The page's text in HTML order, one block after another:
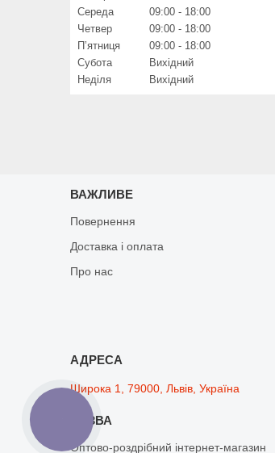
Середа
09:00
18:00
Четвер
09:00
18:00
Пʼятниця
09:00
18:00
Субота
Вихідний
Неділя
Вихідний
ВАЖЛИВЕ
Повернення
Доставка і оплата
Про нас
Широка 1, 79000, Львів, Україна
Оптово-роздрібний інтернет-магазин